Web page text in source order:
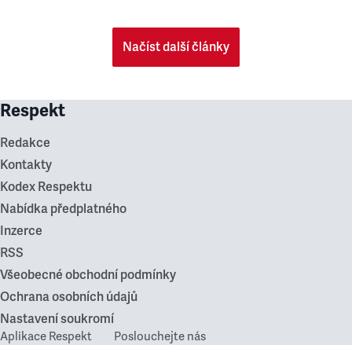
Načíst další články
Respekt
Redakce
Kontakty
Kodex Respektu
Nabídka předplatného
Inzerce
RSS
Všeobecné obchodní podmínky
Ochrana osobních údajů
Nastavení soukromí
Aplikace Respekt Poslouchejte nás